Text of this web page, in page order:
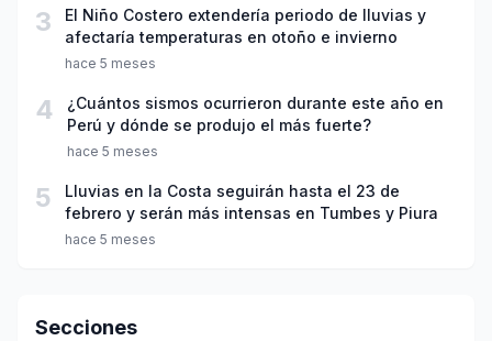
3
El Niño Costero extendería periodo de lluvias y
afectaría temperaturas en otoño e invierno
hace 5 meses
4
¿Cuántos sismos ocurrieron durante este año en
Perú y dónde se produjo el más fuerte?
hace 5 meses
5
Lluvias en la Costa seguirán hasta el 23 de
febrero y serán más intensas en Tumbes y Piura
hace 5 meses
Secciones